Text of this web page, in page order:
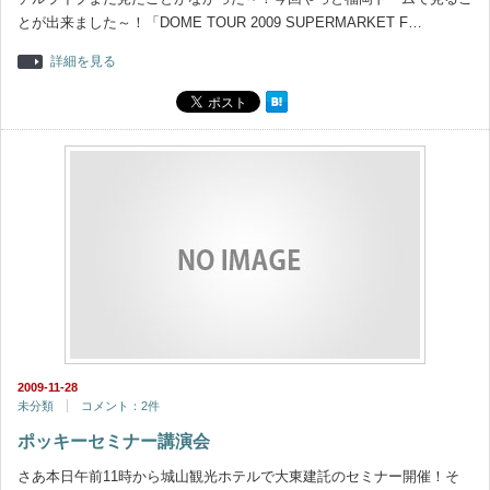
とが出来ました～！「DOME TOUR 2009 SUPERMARKET F…
詳細を見る
2009-11-28
未分類
コメント：2件
ポッキーセミナー講演会
さあ本日午前11時から城山観光ホテルで大東建託のセミナー開催！そ